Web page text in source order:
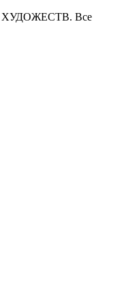
Все